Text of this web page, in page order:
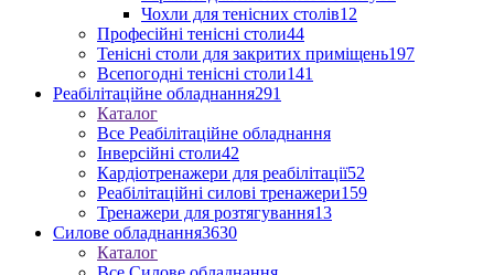
Чохли для тенісних столів12
Професійні тенісні столи44
Тенісні столи для закритих приміщень197
Всепогодні тенісні столи141
Реабілітаційне обладнання291
Каталог
Все Реабілітаційне обладнання
Інверсійні столи42
Кардіотренажери для реабілітації52
Реабілітаційні силові тренажери159
Тренажери для розтягування13
Силове обладнання3630
Каталог